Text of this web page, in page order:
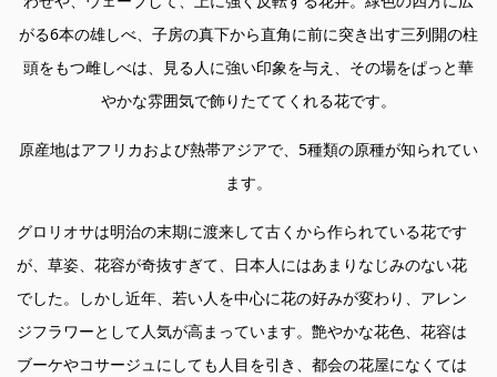
がる6本の雄しべ、子房の真下から直角に前に突き出す三列開の柱
頭をもつ雌しべは、見る人に強い印象を与え、その場をぱっと華
やかな雰囲気で飾りたててくれる花です。
原産地はアフリカおよび熱帯アジアで、5種類の原種が知られてい
ます。
グロリオサは明治の末期に渡来して古くから作られている花です
が、草姿、花容が奇抜すぎて、日本人にはあまりなじみのない花
でした。しかし近年、若い人を中心に花の好みが変わり、アレン
ジフラワーとして人気が高まっています。艶やかな花色、花容は
ブーケやコサージュにしても人目を引き、都会の花屋になくては